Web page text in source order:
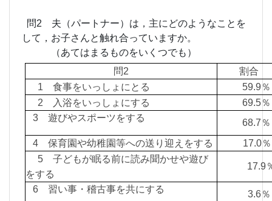
問2 夫（パートナー）は，主にどのようなことを
して，お子さんと触れ合っていますか。
（あてはまるものをいくつでも）
問2
割合
1 食事をいっしょにとる
59.9
2 入浴をいっしょにする
69.5
3 遊びやスポーツをする
68.7
4 保育園や幼稚園等への送り迎えをする
17.0％
5 子どもが眠る前に読み聞かせや遊び
をする
17.9
6 習い事・稽古事を共にする
3.6